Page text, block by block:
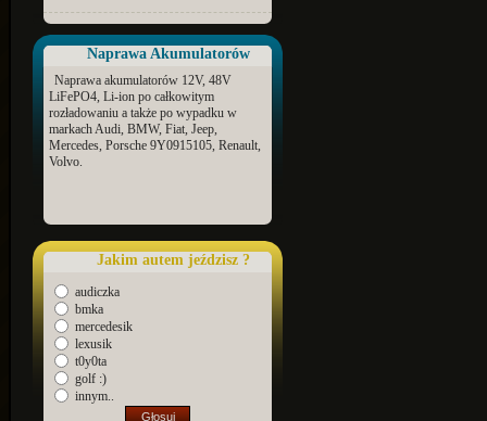
Naprawa Akumulatorów
Naprawa akumulatorów 12V, 48V
LiFePO4, Li-ion po całkowitym
rozładowaniu a także po wypadku w
markach Audi, BMW, Fiat, Jeep,
Mercedes, Porsche 9Y0915105, Renault,
Volvo.
Jakim autem jeździsz ?
audiczka
bmka
mercedesik
lexusik
t0y0ta
golf :)
innym..